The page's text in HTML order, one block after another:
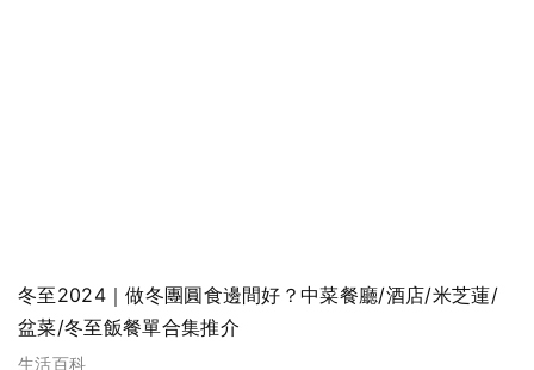
冬至2024｜做冬團圓食邊間好？中菜餐廳/酒店/米芝蓮/
盆菜/冬至飯餐單合集推介
生活百科